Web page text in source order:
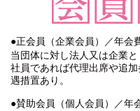
●正会員（企業会員）／年会
当団体に対し法人又は企業
社員であれば代理出席や追
遇措置あり。
●賛助会員（個人会員）／年